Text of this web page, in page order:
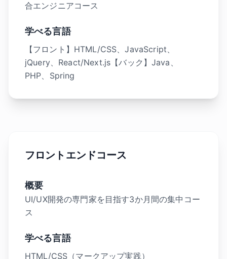
合エンジニアコース
学べる言語
【フロント】HTML/CSS、JavaScript、
jQuery、React/Next.js【バック】Java、
PHP、Spring
フロントエンドコース
概要
UI/UX開発の専門家を目指す3か月間の集中コー
ス
学べる言語
HTML/CSS（マークアップ実践）